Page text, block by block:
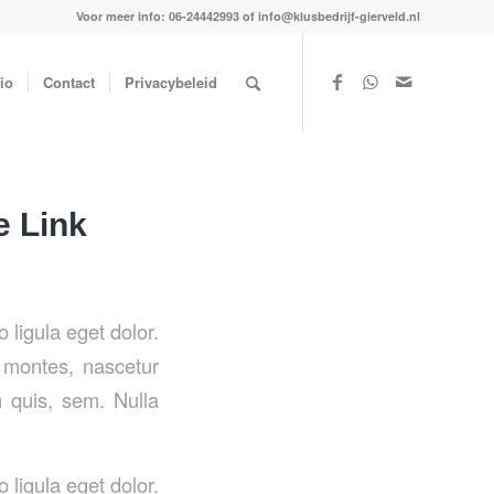
Voor meer info: 06-24442993 of info@klusbedrijf-gierveld.nl
Contact Privacybeleid
Link
ligula eget dolor.
nascetur
quis, sem. Nulla
ligula eget dolor.